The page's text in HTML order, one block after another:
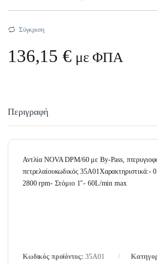
Σύγκριση
136,15€ με ΦΠΑ
Περιγραφή
Αντλία NOVA DPM/60 με By-Pass,
πετρελαίουκωδικός 35A01Χαρακτηριστικά:-
2800 rpm- Στόμιο 1″- 60L/min max
Κωδικός προϊόντος:35A01